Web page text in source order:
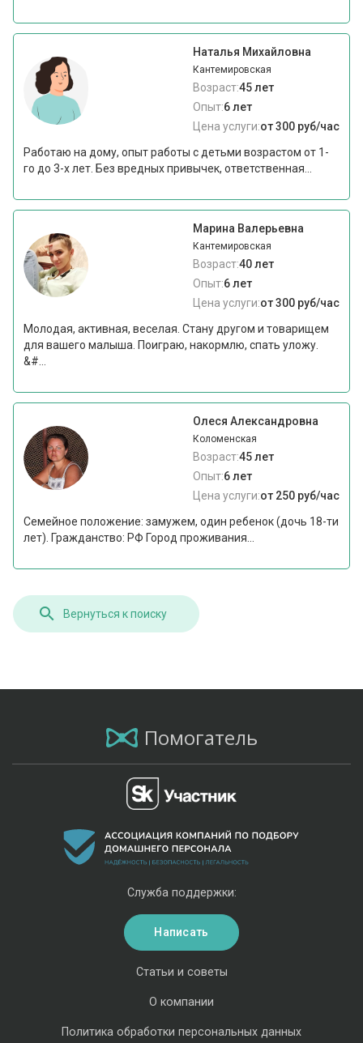
Наталья Михайловна
Кантемировская
Возраст:45 лет
Опыт:6 лет
Цена услуги:от 300 руб/час
Работаю на дому, опыт работы с детьми возрастом от 1-
го до 3-х лет. Без вредных привычек, ответственная...
Марина Валерьевна
Кантемировская
Возраст:40 лет
Опыт:6 лет
Цена услуги:от 300 руб/час
Молодая, активная, веселая. Стану другом и товарищем
для вашего малыша. Поиграю, накормлю, спать уложу.
&#...
Олеся Александровна
Коломенская
Возраст:45 лет
Опыт:6 лет
Цена услуги:от 250 руб/час
Семейное положение: замужем, один ребенок (дочь 18-ти
лет). Гражданство: РФ Город проживания...
Вернуться к поиску
Помогатель
Статьи и советы
О компании
Политика обработки персональных данных
Служба поддержки:
Написать